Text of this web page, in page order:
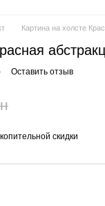
Картина на холсте
Оставить отзыв
скидки